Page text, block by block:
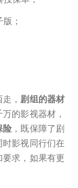
；
， 剧组的器材
的影视器材，
险 ，既保障了剧
影视同行们在
求，如果有更